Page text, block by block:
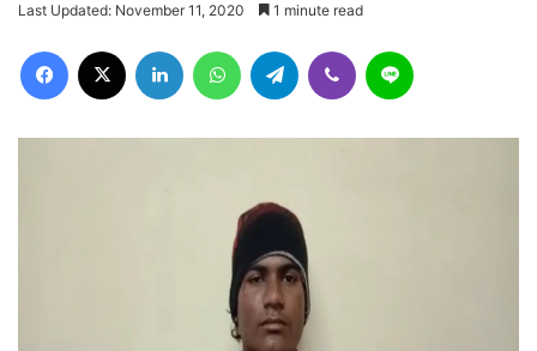
Last Updated: November 11, 2020 1 minute read
Facebook LinkedIn WhatsAppTelegram Viber